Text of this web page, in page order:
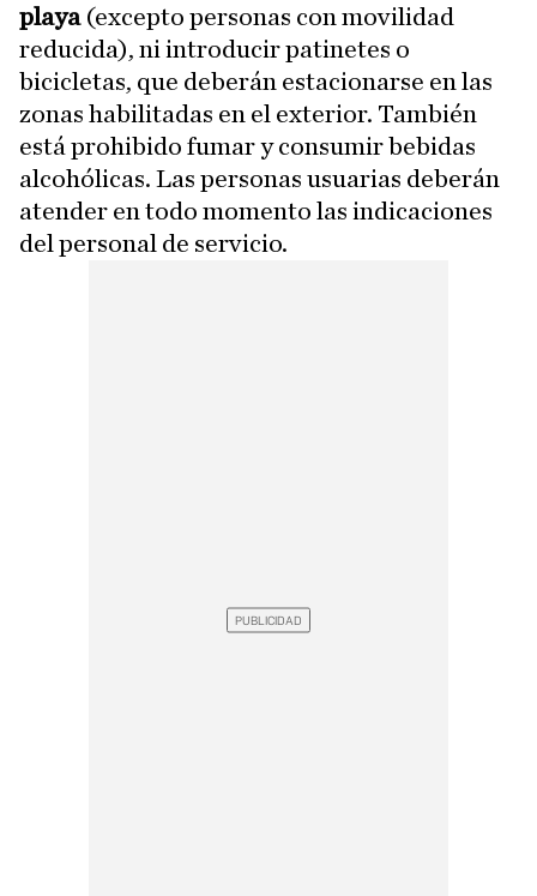
playa(excepto personas con movilidad
reducida), ni introducir patinetes o
bicicletas, que deberán estacionarse en las
zonas habilitadas en el exterior. También
está prohibido fumar y consumir bebidas
alcohólicas. Las personas usuarias deberán
atender en todo momento las indicaciones
del personal de servicio.